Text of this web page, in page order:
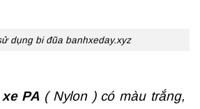
dụng bi đũa banhxeday.xyz
PA ( Nylon ) có màu trắng,